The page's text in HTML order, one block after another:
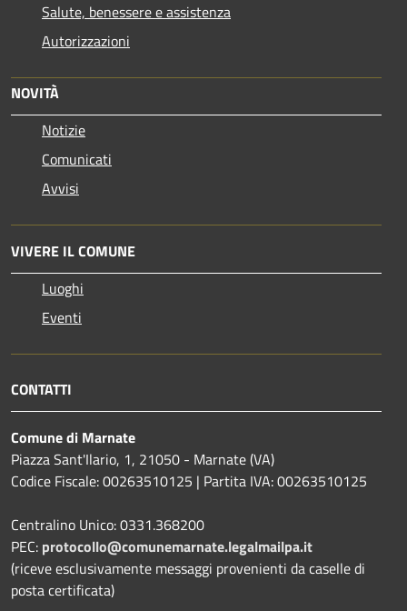
Salute, benessere e assistenza
Autorizzazioni
NOVITÀ
Notizie
Comunicati
Avvisi
VIVERE IL COMUNE
Luoghi
Eventi
CONTATTI
Comune di Marnate
Piazza Sant'Ilario, 1, 21050 - Marnate (VA)
Codice Fiscale: 00263510125 | Partita IVA: 00263510125
Centralino Unico: 0331.368200
PEC: protocollo@comunemarnate.legalmailpa.it
(riceve esclusivamente messaggi provenienti da caselle di
posta certificata)